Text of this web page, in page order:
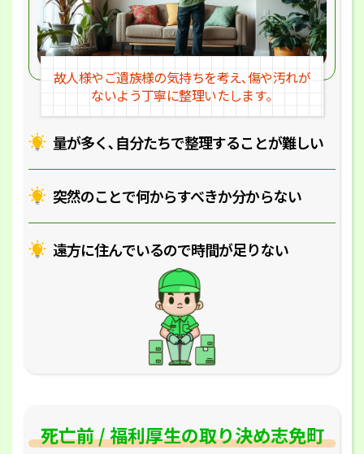
量が多く､自分たちで整理することが難しい
突然のことで何からすべきか分からない
遠方に住んでいるので時間が足りない
故人様やご遺族様の気持ちを考え､傷や汚れが
ないよう丁寧に整理いたします｡
死亡前 / 福利厚生の取り決め志免町